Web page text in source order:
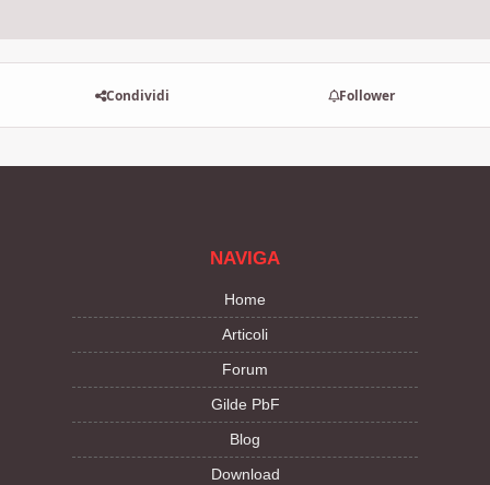
Condividi Follower
NAVIGA
Home
Articoli
Forum
Gilde PbF
Blog
Download